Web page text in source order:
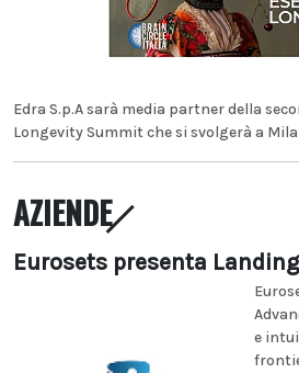
Edra S.p.A sarà media partner della
Longevity Summit che si svolgerà a
AZIENDE
Eurosets presenta
e